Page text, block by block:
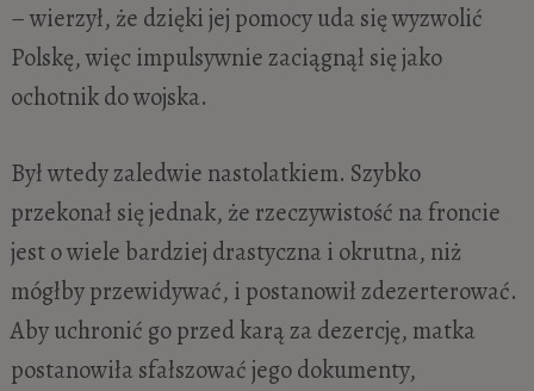
– wierzył, że dzięki jej pomocy uda się wyzwolić
Polskę, więc impulsywnie zaciągnął się jako
ochotnik do wojska.
Był wtedy zaledwie nastolatkiem. Szybko
przekonał się jednak, że rzeczywistość na froncie
jest o wiele bardziej drastyczna i okrutna, niż
mógłby przewidywać, i postanowił zdezerterować.
Aby uchronić go przed karą za dezercję, matka
postanowiła sfałszować jego dokumenty,